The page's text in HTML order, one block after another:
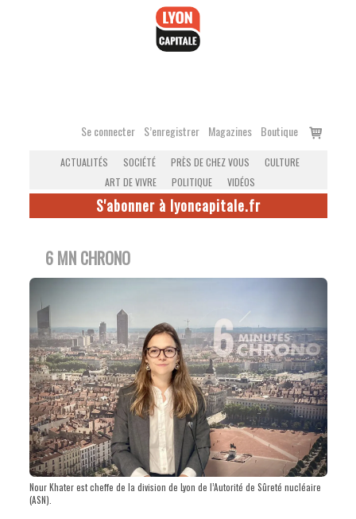
Se connecter S’enregistrer Magazines Boutique
Voir
ACTUALITÉS SOCIÉTÉ PRÈS DE CHEZ VOUS
CULTURE
ART DE VIVRE
POLITIQUE VIDÉOS
S'abonner à lyoncapitale.fr
6 MN CHRONO
Nour Khater est cheffe de la division de Lyon de l’Autorité de Sûreté nucléaire
(ASN).